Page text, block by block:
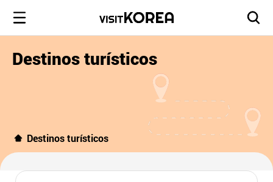
Destinos turísticos
Destinos turísticos